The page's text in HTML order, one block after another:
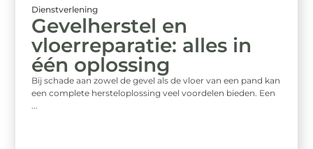
Dienstverlening
Gevelherstel en
vloerreparatie: alles in
één oplossing
Bij schade aan zowel de gevel als de vloer van een pand kan
een complete hersteloplossing veel voordelen bieden. Een